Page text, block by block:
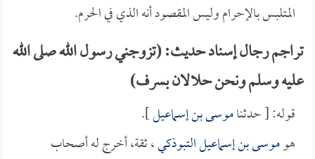
المتلبس بالإحرام وليس المقصود أنه الذي في الحرم.
تراجم رجال إسناد حديث: (تزوجني رسول الله صلى الله
عليه وسلم ونحن حلالان بسرف)
قوله: [ حدثناموسى بن إسماعيل].
هوموسى بن إسماعيل التبوذكي، ثقة، أخرج له أصحاب